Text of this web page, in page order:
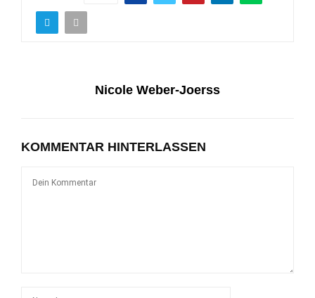
Nicole Weber-Joerss
KOMMENTAR HINTERLASSEN